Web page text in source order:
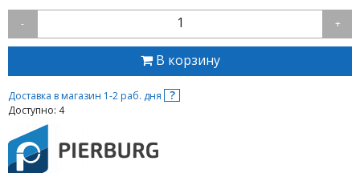
- 1 +
В корзину
Доставка в магазин 1-2 раб. дня ?
Доступно: 4